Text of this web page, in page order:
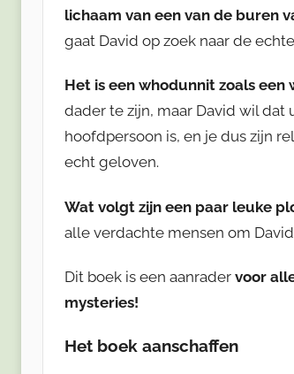
lichaam van een van de buren
gaat David op zoek naar de
Het is een whodunnit zoals een
dader te zijn, maar David wil
hoofdpersoon is, en je dus zijn
echt geloven.
Wat volgt zijn een paar leuke
alle verdachte mensen om
Dit boek is een aanrader voor
mysteries!
Het boek aanschaffen